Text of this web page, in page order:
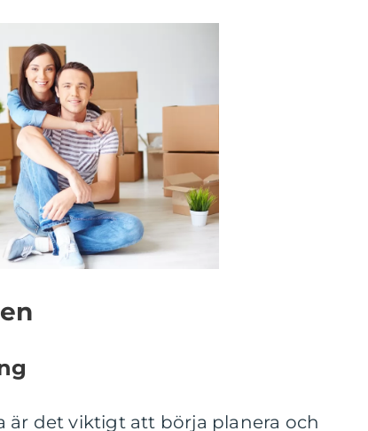
är det viktigt att börja planera och